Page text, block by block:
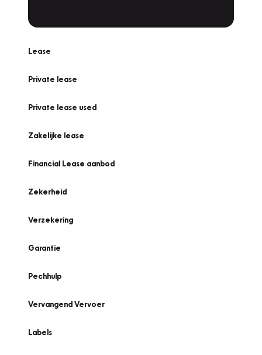
Lease
Private lease
Private lease used
Zakelijke lease
Financial Lease aanbod
Zekerheid
Verzekering
Garantie
Pechhulp
Vervangend Vervoer
Labels